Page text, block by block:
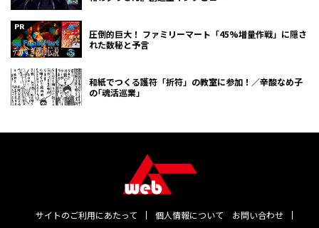
圧倒的巨大！ ファミリーマート「45%増量作戦」に隠さ
れた数秘と予言
和紙でつくる護符「折符」の教室に参加！／辛酸なめ子
の｢魂活巡業｣
サイトのご利用にあたって 個人情報について
お問い合わせ